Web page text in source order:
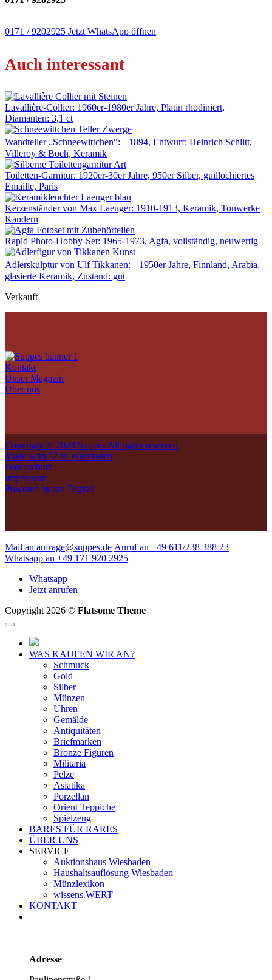
0171 / 9202925 Jetzt WhatsApp öffnen
Auch interessant
Lavallière-Collier: 1960er-1980er Jahre, Platin rhodiniert,
Diamanten: 3,1 ct
Wandteller „Schneewittchen“: 1894, Entwurf: Heinrich Schlitt,
Villeroy & Boch, Keramik
Toiletten-Garnitur: 1920er-30er Jahre, 950er Silber, guillochiertes
Emaille, Paris
Kerzenständer von Max Laeuger: 1910-1913, Keramik, Tonwerke
Kandern
Rapid Photo-Hobby-Set: 1965-1973, Agfa, vollständig, neuwertig
Adlerskulptur von Ulf Tikkanen: 1950er Jahre, Finnland, Arabia,
glasierte Keramik, Zustand: gut
Verkauft
Kontakt
Unser Magazin
Über uns
Copyright © 2024 Suppes All rights reserved
Made with 🤍 in Wiesbaden
Datenschutz
Impressum
Powered by tzn Digital
Mail an anfrage@suppes.de Anruf an +49 611/238 388 23
Whatsapp an +49 171 920 2925
Whatsapp
Jetzt anrufen
Copyright 2026 © Flatsome Theme
WAS KAUFEN WIR AN?
Schmuck
Gold
Silber
Münzen
Uhren
Gemälde
Antiquitäten
Briefmarken
Bronze Figuren
Militaria
Pelze
Asiatika
Porzellan
Orient Teppiche
Spielzeug
BARES FÜR RARES
ÜBER UNS
SERVICE
Auktionshaus Wiesbaden
Haushaltsauflösung Wiesbaden
Münzlexikon
wissens.WERT
KONTAKT
Adresse